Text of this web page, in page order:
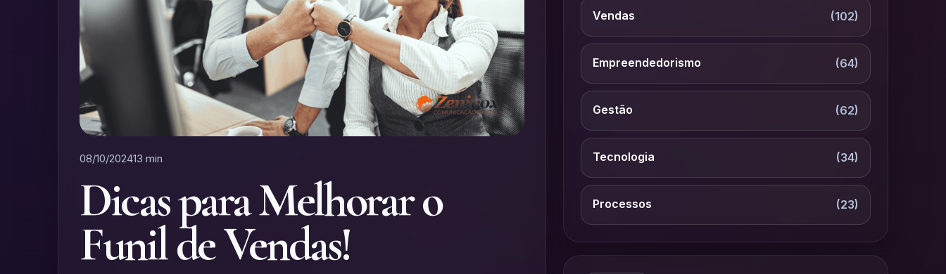
08/10/202413 min
Dicas para Melhorar o
Funil de Vendas!
Vendas (102)
Empreendedorismo (64)
Gestão (62)
Tecnologia (34)
Processos (23)